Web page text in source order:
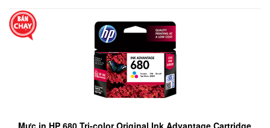
Mực in HP 680 Tri-color Original Ink Advantage Cartridge